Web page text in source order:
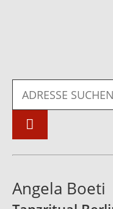
Angela Boeti